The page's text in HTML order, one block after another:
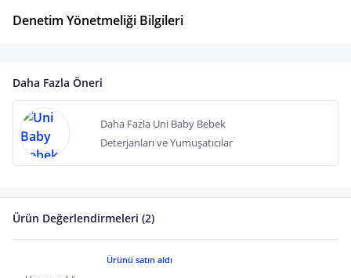
Denetim Yönetmeliği Bilgileri
Daha Fazla Öneri
Daha Fazla Uni Baby Bebek
Deterjanları ve Yumuşatıcılar
Ürün Değerlendirmeleri (2)
Ürünü satın aldı